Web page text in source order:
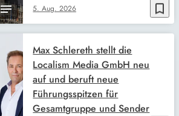
bookmark_border
5. Aug. 2026
Max Schlereth stellt die
Localism Media GmbH neu
auf und beruft neue
Führungsspitzen für
Gesamtgruppe und Sender